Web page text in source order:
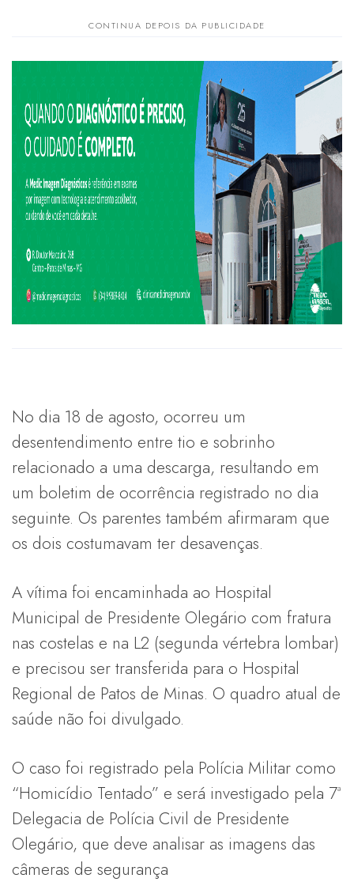
No dia 18 de agosto, ocorreu um
desentendimento entre tio e sobrinho
relacionado a uma descarga, resultando em
um boletim de ocorrência registrado no dia
seguinte. Os parentes também afirmaram que
os dois costumavam ter desavenças.
A vítima foi encaminhada ao Hospital
Municipal de Presidente Olegário com fratura
nas costelas e na L2 (segunda vértebra lombar)
e precisou ser transferida para o Hospital
Regional de Patos de Minas. O quadro atual de
saúde não foi divulgado.
O caso foi registrado pela Polícia Militar como
“Homicídio Tentado” e será investigado pela 7ª
Delegacia de Polícia Civil de Presidente
Olegário, que deve analisar as imagens das
câmeras de segurança